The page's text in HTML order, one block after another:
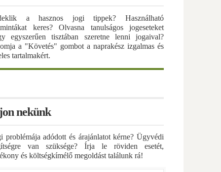
a hasznos jogi tippek? Használható
keres? Olvasna tanulságos jogeseteket
egyszerűen tisztában szeretne lenni jogaival?
a "Követés" gombot a naprakész izgalmas és
tartalmakért.
nekünk
problémája adódott és árajánlatot kérne? Ügyvédi
van szüksége? Írja le röviden esetét,
és költségkímélő megoldást találunk rá!